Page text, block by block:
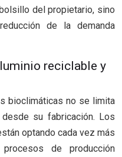
del propietario, sino
de la demanda
reciclable y
bioclimáticas no se limita
su fabricación. Los
optando cada vez más
de producción